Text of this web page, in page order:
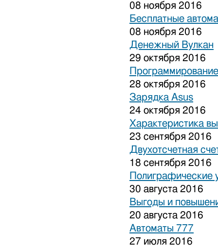
08 ноября 2016
Бесплатные
08 ноября 2016
Денежный Вулкан
29 октября 2016
28 октября 2016
Зарядка Asus
24 октября 2016
Характеристика
23 сентября 2016
Двухотсчетная
18 сентября 2016
Полиграфические
30 августа 2016
Выгоды и
20 августа 2016
Автоматы 777
27 июля 2016